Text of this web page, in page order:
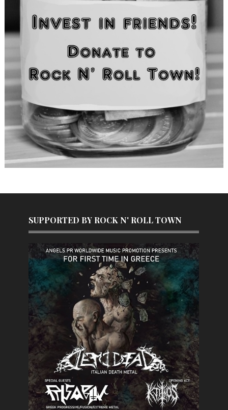
SUPPORTED BY ROCK N' ROLL TOWN